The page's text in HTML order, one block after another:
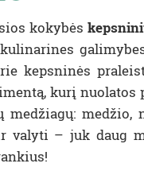
kokybės
kepsninės
kurį nuolatos
medžio,
valyti – juk daug